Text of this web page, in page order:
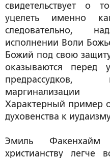
свидетельствует о
уцелеть именно
следовательно,
исполнении Воли
Божий под свою
оказываются перед
предрассудков,
Характерный пример
духовенства к
Эмиль Факенхайм
христианству легче